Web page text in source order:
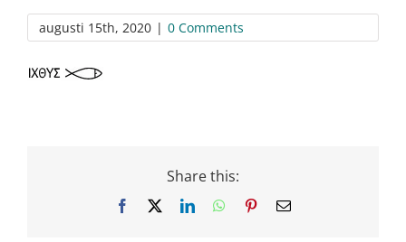
augusti 15th, 2020 | 0 Comments
Share this:
Facebook LinkedInWhatsApp
PinterestEmail